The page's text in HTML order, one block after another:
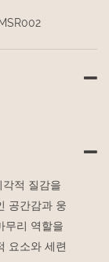
적 질감을
공간감과 웅
무리 역할을
요소와 세련